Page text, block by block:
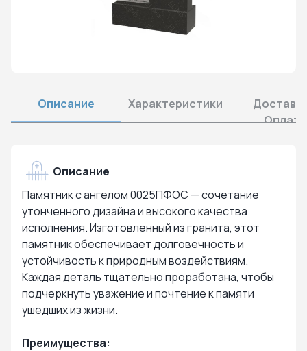
Описание Характеристики
Оплата
Описание
Памятник с ангелом 0025ПФОС — сочетание
утонченного дизайна и высокого качества
исполнения. Изготовленный из гранита, этот
памятник обеспечивает долговечность и
устойчивость к природным воздействиям.
Каждая деталь тщательно проработана, чтобы
подчеркнуть уважение и почтение к памяти
ушедших из жизни.
Преимущества: